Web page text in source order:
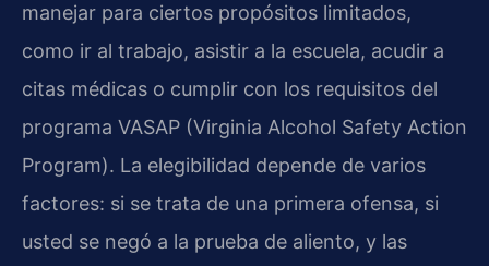
manejar para ciertos propósitos limitados,
como ir al trabajo, asistir a la escuela, acudir a
citas médicas o cumplir con los requisitos del
programa VASAP (Virginia Alcohol Safety Action
Program). La elegibilidad depende de varios
factores: si se trata de una primera ofensa, si
usted se negó a la prueba de aliento, y las